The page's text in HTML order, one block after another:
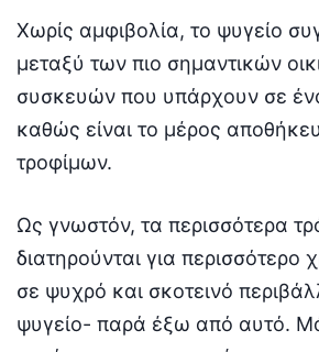
Χωρίς αμφιβολία, το ψυγείο
μεταξύ των πιο σημαντικών
συσκευών που υπάρχουν σε
καθώς είναι το μέρος
τροφίμων.
Ως γνωστόν, τα περισσότερα
διατηρούνται για περισσότερο
σε ψυχρό και σκοτεινό
ψυγείο- παρά έξω από αυτό.